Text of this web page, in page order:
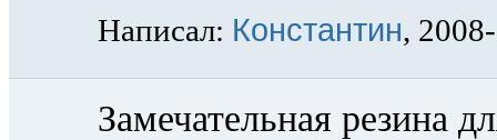
Написал: Константин,
Замечательная резина